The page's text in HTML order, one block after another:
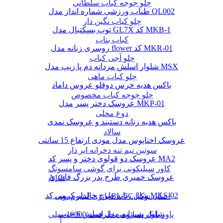
چلو جوجه کباب سلطانی
چلو کباب نگین دار
کباب بناب
چلو آجی کباب
چلو کباب ماهی
چلو جوجه کباب مخصوص
دوغ محلی
سالاد
سوتین نیم تنه دخرانه ابر دار
کاور سیلیکونی برای گوشی سامسونگ
A10s
باتری لیتیوم یونی BL-5C اصلی نوکیا
پاور بانک شیائومی ظرفیت 10000 میلی
طناب ورزشی شماره انداز مدل QL002
توپ بسکتبال مدل GL7X کد MKB-1
روسری زنانه مدل flower کد MKR-01
شلوار اسلش مردانه دم پا زیپ مدل MSX
باکس هدیه خرس دوقلو عروس داماد
عروسک دختر پسر مدل MKP-01
باکس هدیه زنانه دستبند و عروسک نمدی
عروسک اختاپوس مدل مودی ارتفاع 15 سانتی
عروسک دو قولوی دختر و پسر کد MA2
عروسک خمیری طرح پدر بزرگ فانتزی
شال زنانه طرح خالدار کرمی کد MKS-02
شلوار پسرانه مدل اسلش 6 جیب